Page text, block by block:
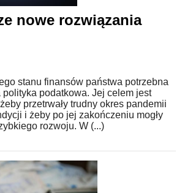
nowe rozwiązania
stanu finansów państwa potrzebna
podatkowa. Jej celem jest
przetrwały trudny okres pandemii
i żeby po jej zakończeniu mogły
rozwoju. W (...)